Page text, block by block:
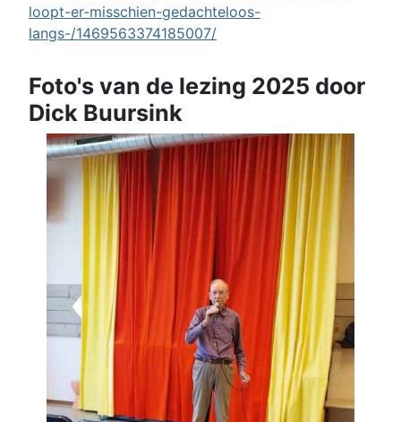
loopt-er-misschien-gedachteloos-
langs-/1469563374185007/
Foto's van de lezing 2025 door
Dick Buursink